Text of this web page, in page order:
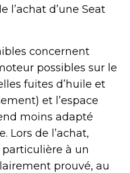
l’achat d’une Seat
concernent
possibles sur le
fuites d’huile et
et l’espace
moins adapté
Lors de l’achat,
à un
prouvé, au